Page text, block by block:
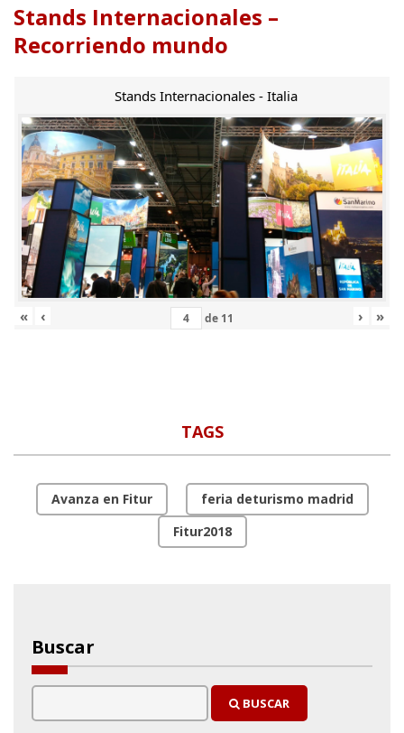
Stands Internacionales –
Recorriendo mundo
Stands Internacionales - Italia
« ‹ de 11 › »
TAGS
Avanza en Fitur
feria deturismo madrid
Fitur2018
Buscar
BUSCAR